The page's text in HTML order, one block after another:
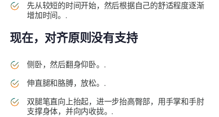
先从较短的时间开始，然后根据自己的舒适程度逐渐
增加时间。.
现在，对齐原则没有支持
侧卧，然后翻身仰卧。.
伸直腿和胳膊，放松。.
双腿笔直向上抬起，进一步抬高臀部，用手掌和手肘
支撑身体，并向内收拢。.